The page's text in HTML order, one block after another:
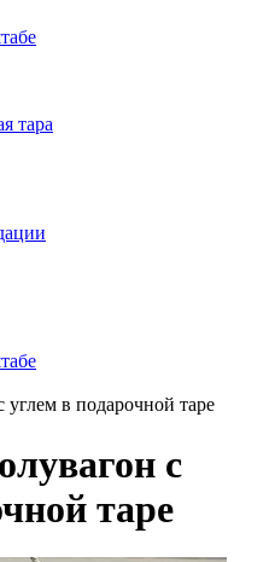
тара
в подарочной таре
с
таре